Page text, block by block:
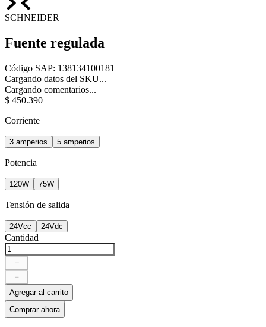
SCHNEIDER
Fuente regulada
Código SAP: 138134100181
Cargando datos del SKU...
Cargando comentarios...
$ 450.390
Corriente
3 amperios 5 amperios
Potencia
120W 75W
Tensión de salida
24Vcc 24Vdc
Cantidad
＋
－
Agregar al carrito
Comprar ahora